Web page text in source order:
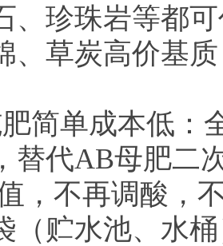
、珍珠岩等都
、草炭高价基
简单成本低：
替代AB母肥二
，不再调酸，
（贮水池、水